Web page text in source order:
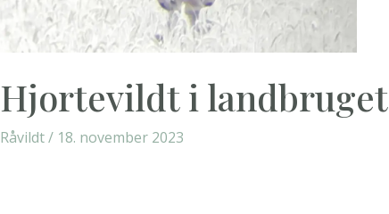
Hjortevildt i landbruget
Råvildt/ 18. november 2023